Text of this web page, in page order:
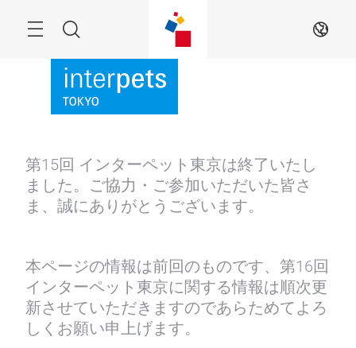
Search JA
第15回 インターペット東京は終了いたし
ました。ご協力・ご参加いただいた皆さ
ま、誠にありがとうございます。
本ページの情報は前回のものです、第16回
インターペット東京に関する情報は順次更
新させていただきますのであらためてよろ
しくお願い申上げます。